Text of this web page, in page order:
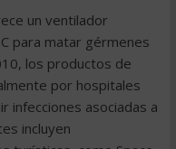
un ventilador
para matar gérmenes
los productos de
por hospitales
infecciones asociadas a
incluyen